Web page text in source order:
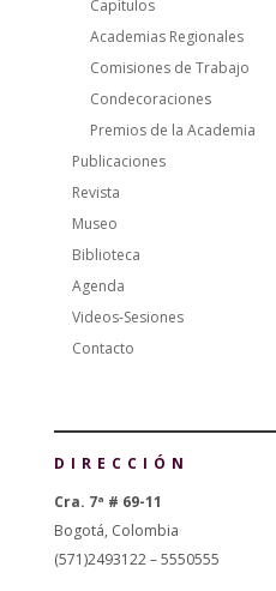
Capítulos
Academias Regionales
Comisiones de Trabajo
Condecoraciones
Premios de la Academia
Publicaciones
Revista
Museo
Biblioteca
Agenda
Videos-Sesiones
Contacto
DIRECCIÓN
Cra. 7ª # 69-11
Bogotá, Colombia
(571)2493122 – 5550555